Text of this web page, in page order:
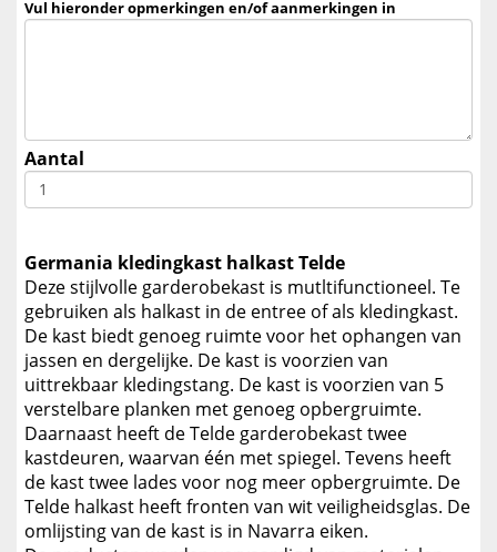
Vul hieronder opmerkingen en/of aanmerkingen in
Aantal
Germania kledingkast halkast Telde
Deze stijlvolle garderobekast is mutltifunctioneel. Te
gebruiken als halkast in de entree of als kledingkast.
De kast biedt genoeg ruimte voor het ophangen van
jassen en dergelijke. De kast is voorzien van
uittrekbaar kledingstang. De kast is voorzien van 5
verstelbare planken met genoeg opbergruimte.
Daarnaast heeft de Telde garderobekast twee
kastdeuren, waarvan één met spiegel. Tevens heeft
de kast twee lades voor nog meer opbergruimte. De
Telde halkast heeft fronten van wit veiligheidsglas. De
omlijsting van de kast is in Navarra eiken.